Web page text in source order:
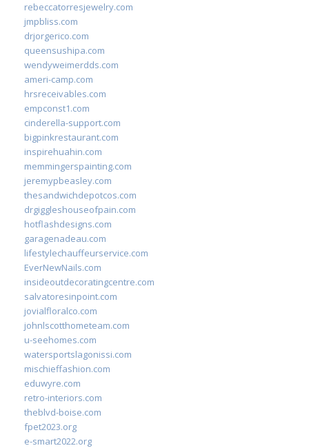
rebeccatorresjewelry.com
jmpbliss.com
drjorgerico.com
queensushipa.com
wendyweimerdds.com
ameri-camp.com
hrsreceivables.com
empconst1.com
cinderella-support.com
bigpinkrestaurant.com
inspirehuahin.com
memmingerspainting.com
jeremypbeasley.com
thesandwichdepotcos.com
drgiggleshouseofpain.com
hotflashdesigns.com
garagenadeau.com
lifestylechauffeurservice.com
EverNewNails.com
insideoutdecoratingcentre.com
salvatoresinpoint.com
jovialfloralco.com
johnlscotthometeam.com
u-seehomes.com
watersportslagonissi.com
mischieffashion.com
eduwyre.com
retro-interiors.com
theblvd-boise.com
fpet2023.org
e-smart2022.org